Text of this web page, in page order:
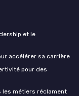
et le
accélérer sa carrière
pour des
les métiers réclament